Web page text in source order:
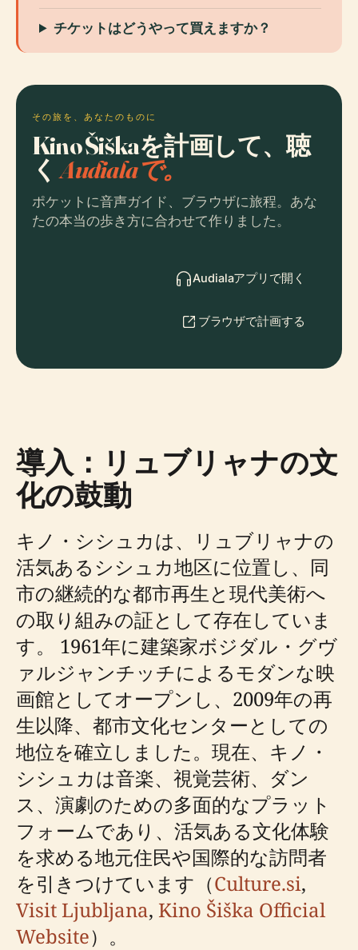
チケットはどうやって買えますか？
その旅を、あなたのものに
Kino Šiškaを計画して、聴
くAudialaで。
ポケットに音声ガイド、ブラウザに旅程。あな
たの本当の歩き方に合わせて作りました。
Audialaアプリで開く
ブラウザで計画する
導入：リュブリャナの文
化の鼓動
キノ・シシュカは、リュブリャナの
活気あるシシュカ地区に位置し、同
市の継続的な都市再生と現代美術へ
の取り組みの証として存在していま
す。 1961年に建築家ボジダル・グヴ
ァルジャンチッチによるモダンな映
画館としてオープンし、2009年の再
生以降、都市文化センターとしての
地位を確立しました。現在、キノ・
シシュカは音楽、視覚芸術、ダン
ス、演劇のための多面的なプラット
フォームであり、活気ある文化体験
を求める地元住民や国際的な訪問者
を引きつけています（Culture.si,
Visit Ljubljana, Kino Šiška Official
Website）。